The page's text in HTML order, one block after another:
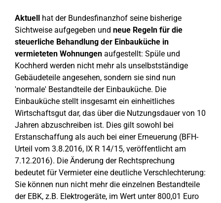
Aktuell hat der Bundesfinanzhof seine bisherige
Sichtweise aufgegeben und neue Regeln für die
steuerliche Behandlung der Einbauküche in
vermieteten Wohnungen aufgestellt: Spüle und
Kochherd werden nicht mehr als unselbstständige
Gebäudeteile angesehen, sondern sie sind nun
'normale' Bestandteile der Einbauküche. Die
Einbauküche stellt insgesamt ein einheitliches
Wirtschaftsgut dar, das über die Nutzungsdauer von 10
Jahren abzuschreiben ist. Dies gilt sowohl bei
Erstanschaffung als auch bei einer Erneuerung (BFH-
Urteil vom 3.8.2016, IX R 14/15, veröffentlicht am
7.12.2016). Die Änderung der Rechtsprechung
bedeutet für Vermieter eine deutliche Verschlechterung:
Sie können nun nicht mehr die einzelnen Bestandteile
der EBK, z.B. Elektrogeräte, im Wert unter 800,01 Euro